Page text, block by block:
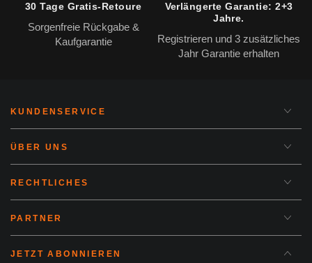
30 Tage Gratis-Retoure
Sorgenfreie Rückgabe &
Kaufgarantie
Verlängerte Garantie: 2+3
Jahre.
Registrieren und 3 zusätzliches
Jahr Garantie erhalten
KUNDENSERVICE
ÜBER UNS
RECHTLICHES
PARTNER
JETZT ABONNIEREN